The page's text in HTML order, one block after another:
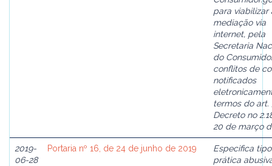
para viabilizar
mediação via
internet, pela
Secretaria
do
conflitos de
notificados
termos do art.
Decreto no
20 de março
2019-
06-28
Portaria nº 16, de 24 de junho de 2019
Especifica
prática